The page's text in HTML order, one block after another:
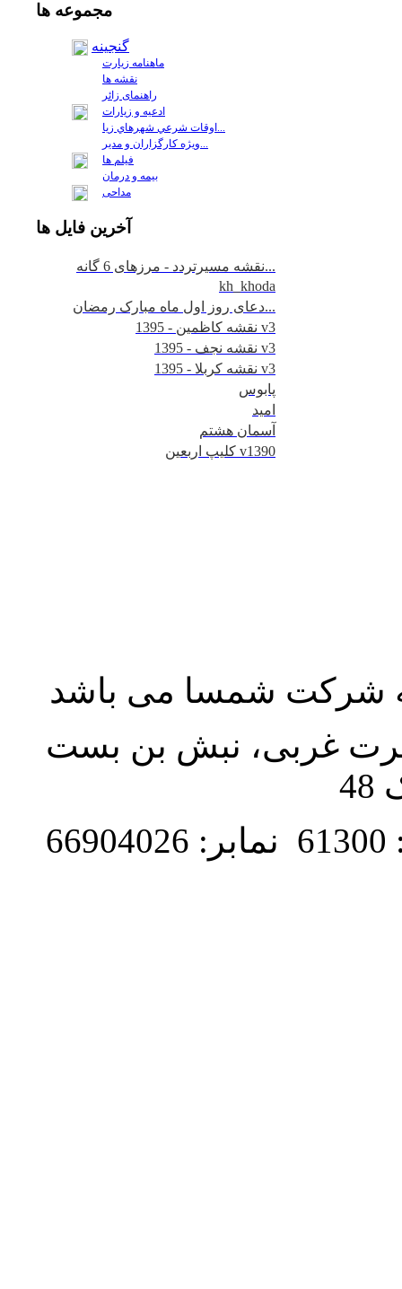
مجموعه ها
گنجینه
ماهنامه زیارت
نقشه ها
راهنمای زائر
ادعیه و زیارات
اوقات شرعي شهرهاي زيا...
ويژه كارگزاران و مدير...
فيلم ها
بیمه و درمان
مداحی
آخرين فايل ها
نقشه مسیرتردد - مرزهای 6 گانه...
kh_khoda
دعای روز اول ماه مبارک رمضان...
نقشه کاظمین - 1395 v3
نقشه نجف - 1395 v3
نقشه کربلا - 1395 v3
پابوس
امید
آسمان هشتم
کلیپ اربعین v1390
شرکت شمسا می باشد
غربی، نبش بن بست